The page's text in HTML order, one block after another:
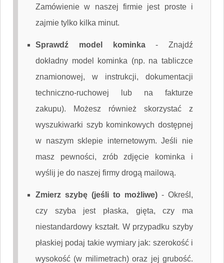
Zamówienie w naszej firmie jest proste i
zajmie tylko kilka minut.
Sprawdź model kominka- Znajdź
dokładny model kominka (np. na tabliczce
znamionowej, w instrukcji, dokumentacji
techniczno-ruchowej lub na fakturze
zakupu). Możesz również skorzystać z
wyszukiwarki szyb kominkowych dostępnej
w naszym sklepie internetowym. Jeśli nie
masz pewności, zrób zdjęcie kominka i
wyślij je do naszej firmy drogą mailową.
Zmierz szybę (jeśli to możliwe) - Określ,
czy szyba jest płaska, gięta, czy ma
niestandardowy kształt. W przypadku szyby
płaskiej podaj takie wymiary jak: szerokość i
wysokość (w milimetrach) oraz jej grubość.